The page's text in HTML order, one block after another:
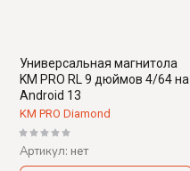
Универсальная магнитола
KM PRO RL 9 дюймов 4/64 на
Android 13
KM PRO Diamond
Артикул: нет